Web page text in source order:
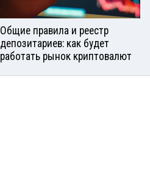
Общие правила и реестр
депозитариев: как будет
работать рынок криптовалют